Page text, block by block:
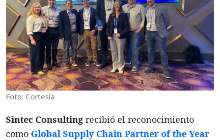
Foto: Cortesía
Sintec Consulting recibió el reconocimiento
como Global Supply Chain Partner of the Year